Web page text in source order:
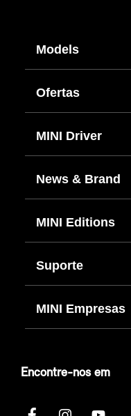
Models
Ofertas
MINI Driver
News & Brand
MINI Editions
Suporte
MINI Empresas
Encontre-nos em